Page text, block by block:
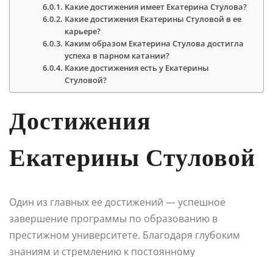
Какие достижения имеет Екатерина Стулова?
Какие достижения Екатерины Стуловой в ее
карьере?
Каким образом Екатерина Стулова достигла
успеха в парном катании?
Какие достижения есть у Екатерины
Стуловой?
Достижения
Екатерины Стуловой
Один из главных ее достижений — успешное
завершение программы по образованию в
престижном университете. Благодаря глубоким
знаниям и стремлению к постоянному